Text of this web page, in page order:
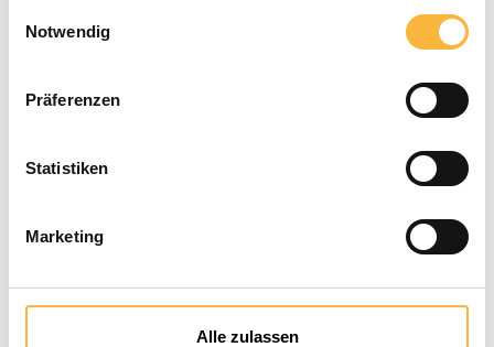
Notwendig
Präferenzen
Statistiken
Marketing
Alle zulassen